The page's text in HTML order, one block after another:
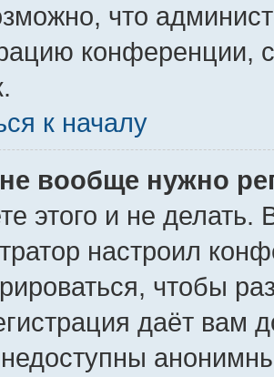
что
конференции,
к началу
вообще нужно
этого и не делать.
настроил
чтобы
даёт вам